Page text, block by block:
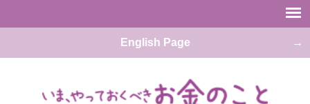
English Page